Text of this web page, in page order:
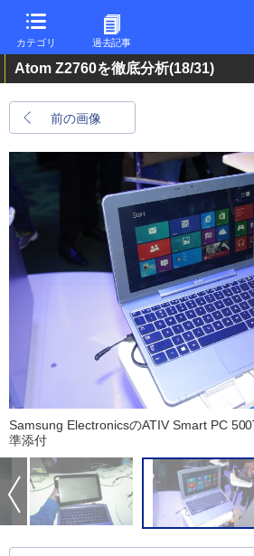
カテゴリ 過去記事
Atom Z2760を徹底分析(18/31)
前の画像
Samsung ElectronicsのATIV Smart PC
準添付